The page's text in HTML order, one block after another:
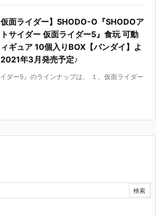
仮面ライダー】SHODO-O『SHODOア
サイダー 仮面ライダー5』食玩 可動
ギュア 10個入りBOX【バンダイ】よ
2021年3月発売予定♪
ダー5』のラインナップは、 １、仮面ライダー